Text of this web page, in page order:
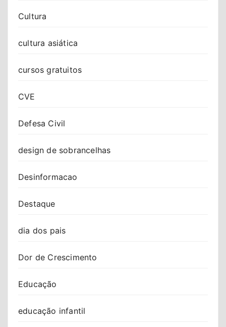
Cultura
cultura asiática
cursos gratuitos
CVE
Defesa Civil
design de sobrancelhas
Desinformacao
Destaque
dia dos pais
Dor de Crescimento
Educação
educação infantil